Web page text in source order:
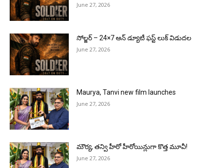
June 27, 2026
సోల్జర్ – 24×7 ఆన్ డ్యూటీ ఫస్ట్ లుక్ విడుదల
June 27, 2026
Maurya, Tanvi new film launches
June 27, 2026
మౌర్య‌, త‌న్వి హీరో హీరోయిన్లుగా కొత్త మూవీ!
June 27, 2026